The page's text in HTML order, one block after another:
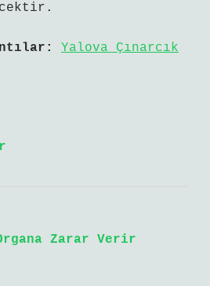
Yalova Çınarcık
Zarar Verir